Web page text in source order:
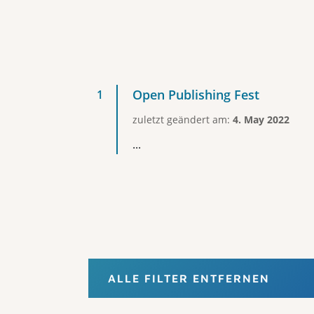
Open Publishing Fest
zuletzt geändert am: 4. May 2022
...
ALLE FILTER ENTFERNEN